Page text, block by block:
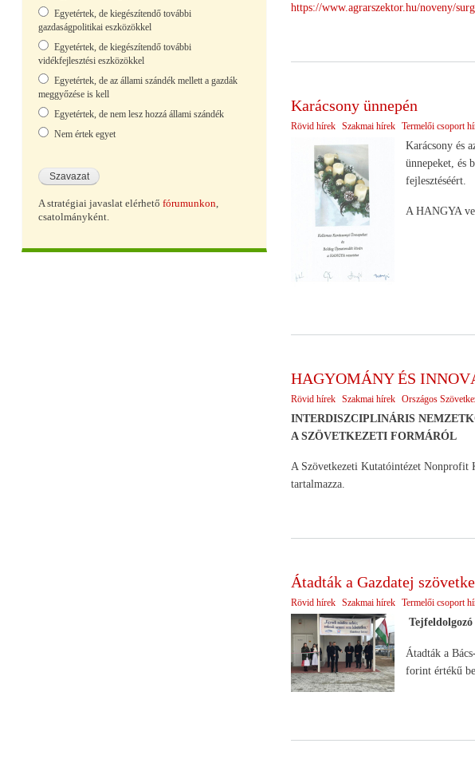
https://www.agrarszektor.hu/noveny/
Karácsony ünnepén
Rövid hírek Szakmai hírek Termelői csoport
Karácsony és
ünnepeket, és
fejlesztéséért.
A HANGYA
HAGYOMÁNY ÉS
Rövid hírek Szakmai hírek Országos
INTERDISZCIPLINÁRIS
A SZÖVETKEZETI FORMÁRÓL
A Szövetkezeti Kutatóintézet Nonprofit
tartalmazza.
Átadták a Gazdatej
Rövid hírek Szakmai hírek Termelői csoport
Átadták a
forint értékű
Egyetértek, de kiegészítendő további
gazdaságpolitikai eszközökkel
Egyetértek, de kiegészítendő további
vidékfejlesztési eszközökkel
Egyetértek, de az állami szándék mellett a gazdák
meggyőzése is kell
Egyetértek, de nem lesz hozzá állami szándék
Nem értek egyet
A stratégiai javaslat elérhető fórumunkon
csatolmányként.